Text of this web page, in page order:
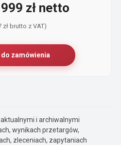
zł netto
zł brutto z VAT)
zamówienia
i archiwalnymi
wynikach przetargów,
zleceniach, zapytaniach